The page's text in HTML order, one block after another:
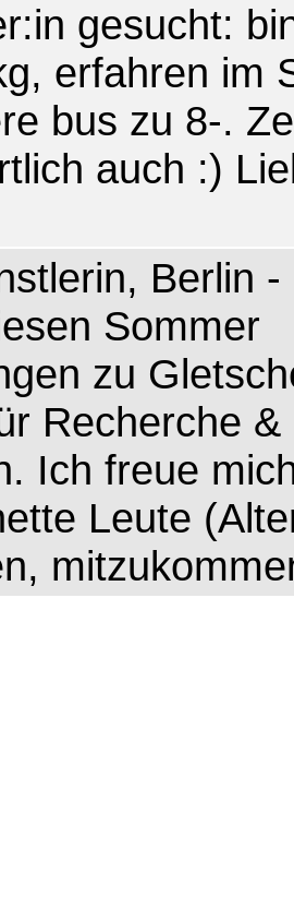
gesucht:
erfahren im
bus zu 8-.
auch :)
Berlin -
Sommer
zu
Recherche &
Ich freue
Leute